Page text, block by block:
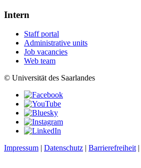
Intern
Staff portal
Administrative units
Job vacancies
Web team
© Universität des Saarlandes
Impressum | Datenschutz | Barrierefreiheit|